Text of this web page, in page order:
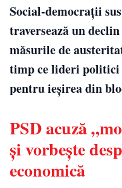
Social-democrații
traversează un
măsurile de
timp ce lideri politici
pentru ieșirea din
PSD acuză
și vorbește
economică